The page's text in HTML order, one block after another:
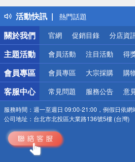
活動快訊
得獎公告
熱門話題
銀行優惠
偏遠地區配送
詐騙網頁！請小心！
關於我們
官網 促銷目錄 分店資
主題活動 會員活動 注目活動 得
會員專區 會員專區 大宗採購 購
客服中心 常見問題 服務公告 意
服務時間： 週一至週日 09:00-21:00，例假日依網
公司地址： 台北市北投區大業路136號5樓 (台灣)